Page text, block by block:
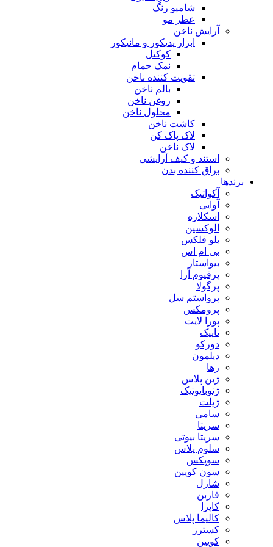
شامپو رنگ
عطر مو
آرایش ناخن
ابزار پدیکور و مانیکور
کوکتل
نمک حمام
تقویت کننده ناخن
بالم ناخن
روغن ناخن
محلول ناخن
کاشت ناخن
لاک پاک کن
لاک ناخن
استند و کیف آرایشی
براق کننده بدن
برندها
آکواتیک
آوایی
اسکلاره
الوکسین
بلو فلکس
بی ام اس
بیواستار
پرفیوم آرا
پرگولا
پرواستم سل
پرومکس
پورا لایت
تاپیک
دورکو
دیلمون
رها
ژبن پلاس
ژنوبایوتیک
ژیلت
سامی
سریتا
سریتا بیوتی
سلوم پلاس
سوپکس
سون کویین
شارل
فاربن
کاپرا
کالیما پلاس
کسترز
کویین